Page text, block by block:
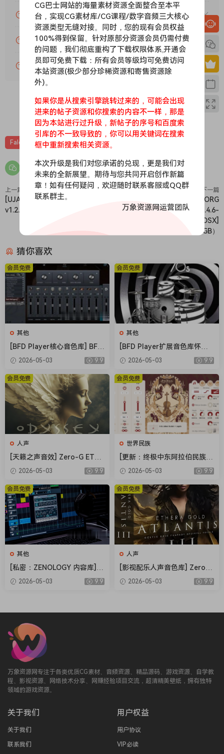
为什么付款了未开通VIP会员？
账号可以分享或者借给别人用吗？
VIP会员剩余时间查询？
0 0
Falcon 音源
上一篇
[UJAM应用程序] UJAM App
v1.2.6-R2R [WiN]（141.8MB）
下一篇
[传奇合成器+原厂库] KORG
Wavestate Native v1.5.1/v1.4.6-
R2R [WiN, MacOSX]
（22.23MB+79.3MB +1.63GB）
猜你喜欢
其他
[BFD Player核心音色库] BFD
Drums BFD Player Core Libr
ary v1.0.0.9-R2R（4.72GB）
2026-05-03 9.9
会员免费
其他
[BFD Player扩展音色库怀旧
摇滚] BFD Drums BFD Playe
r Extension London 70s v1.
0.0.13-R2R（2.71GB）
2026-05-03 9.9
会员免费
人声
[天籁之声音效] Zero-G ETHE
RA Gold Odyssey v1.0.2 [KO
2026-05-03 9.9
会员免费
世界民族
[更新：终极中东阿拉伯民族管
弦乐音源合集] Strezov Samp
ling Arabian Ethnic Orchestr
a v1.1 [KONTAKT]（57.37G
B）
2026-05-03 9.9
会员免费
其他
[私密：ZENOLOGY 内容库] R
oland Cloud ZENOLOGY Co
ntent v2026.04-R2R [WiN]
2026-05-03 9.9
会员免费
人声
[影视配乐人声音色库] Zero-G
Ethera Gold Atlantis 3 v3.5.
2 [KONTAKT]（34.2GB）
2026-05-03 9.9
会员免费
万象资源网专注于各类优质CG素材、音频资源、精品源码、游戏资源、自学教
程、影视资源、网络技术分享、网赚经验项目交流，超清精美壁纸，拥有独特
领域的游戏资源。
关于我们
关于我们
联系我们
用户权益
用户协议
VIP必读
CG巴士网站的海量素材资源全面整合至本平
台，实现CG素材库/CG课程/数字音频三大核心
资源类型无缝对接。同时，您的现有会员权益
100%得到保留。针对原部分资源会员仍需付费
的问题，我们彻底重构了下载权限体系,开通会
员即可免费下载：所有会员等级均可免费访问
本站资源(极少部分珍稀资源和寄售资源除
外)。
如果你是从搜索引擎跳转过来的，可能会出现
进来的帖子资源和你搜索的内容不一样，那是
因为本站进行过升级，新帖子的序号和百度索
引库的不一致导致的，你可以用关键词在搜索
框中重新搜索相关资源。
本次升级是我们对您承诺的兑现，更是我们对
未来的全新展望。期待与您共同开启创作新篇
章！如有任何疑问，欢迎随时联系客服或QQ群
联系群主。
万象资源网运营团队